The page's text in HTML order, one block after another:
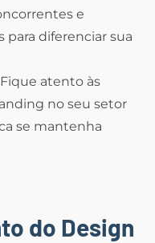
e
diferenciar sua
Fique atento às
no seu setor
se mantenha
do Design